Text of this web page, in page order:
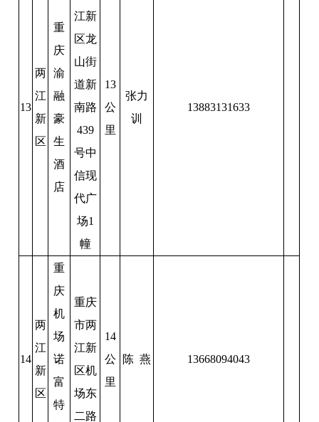
13
两
江
新
区
重
庆
渝
融
豪
生
酒
店
江新
区龙
山街
道新
南路
439
号中
信现
代广
场1
幢
13
公
里
张力
训
13883131633
14
两
江
新
区
重
庆
机
场
诺
富
特
重庆
市两
江新
区机
场东
二路
14
公
里
陈 燕 13668094043